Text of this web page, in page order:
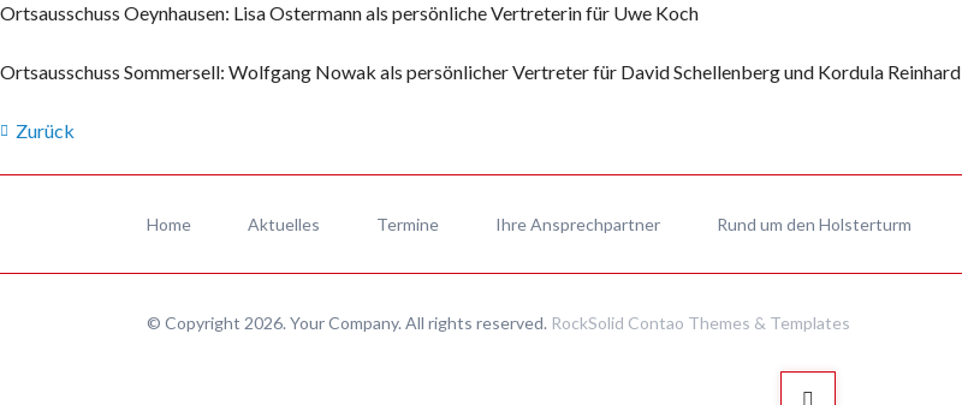
Ortsausschuss Oeynhausen: Lisa Ostermann als persönliche Vertreterin für Uwe Koch
Ortsausschuss Sommersell: Wolfgang Nowak als persönlicher Vertreter für David Schellenberg und Kordula Reinhard
Zurück
Home Aktuelles Termine Ihre Ansprechpartner Rund um den Holsterturm
© Copyright 2026. Your Company. All rights reserved. RockSolid Contao Themes & Templates